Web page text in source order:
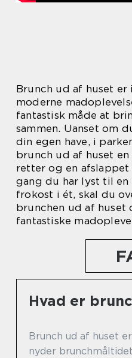
Brunch ud af huset
moderne
fantastisk måde at
sammen. Uanset om
din egen have, i
brunch ud af huset
retter og en afslappet
gang du har lyst til
frokost i ét, skal du
brunchen ud af huset
fantastiske
Hvad er
Brunch ud af huset
nyder